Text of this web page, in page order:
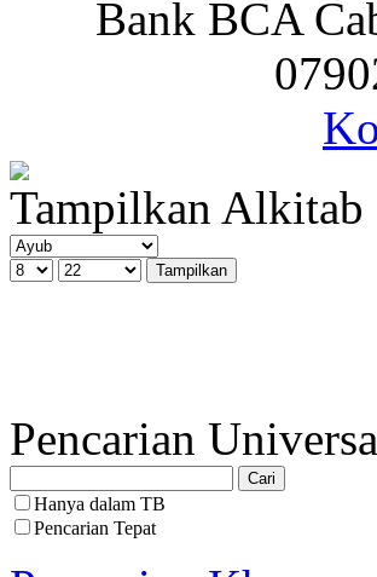
Bank BCA
Tampilkan Alkitab
Pencarian
Hanya dalam TB
Pencarian Tepat